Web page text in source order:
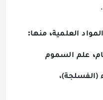
.
المواد العلمية،منها:
، علم السموم
(الفسلجة)،